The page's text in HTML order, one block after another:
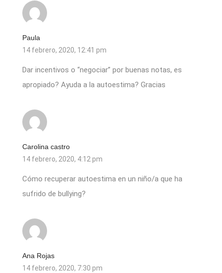
Paula
14 febrero, 2020, 12:41 pm
Dar incentivos o “negociar” por buenas notas, es
apropiado? Ayuda a la autoestima? Gracias
Carolina castro
14 febrero, 2020, 4:12 pm
Cómo recuperar autoestima en un niño/a que ha
sufrido de bullying?
Ana Rojas
14 febrero, 2020, 7:30 pm